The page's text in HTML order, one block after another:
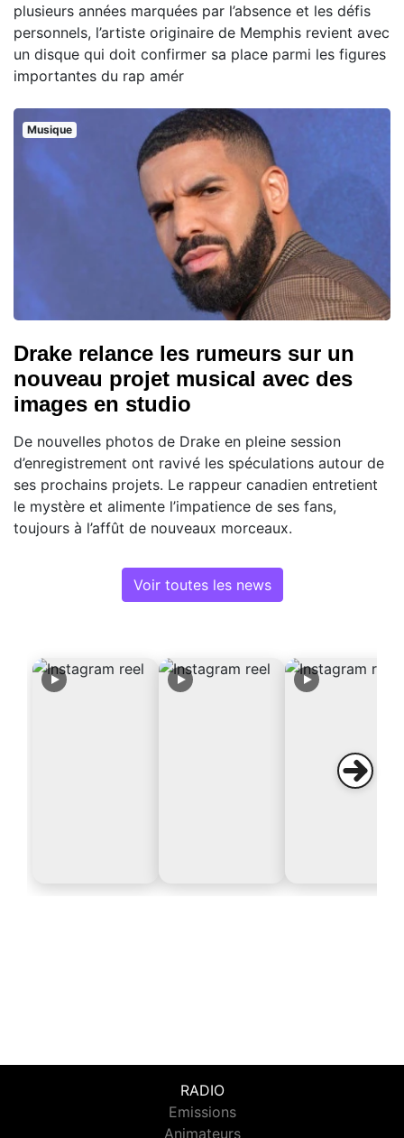
plusieurs années marquées par l’absence et les défis
personnels, l’artiste originaire de Memphis revient avec
un disque qui doit confirmer sa place parmi les figures
importantes du rap amér
Musique
Drake relance les rumeurs sur un
nouveau projet musical avec des
images en studio
De nouvelles photos de Drake en pleine session
d’enregistrement ont ravivé les spéculations autour de
ses prochains projets. Le rappeur canadien entretient
le mystère et alimente l’impatience de ses fans,
toujours à l’affût de nouveaux morceaux.
Voir toutes les news
RADIO
Emissions
Animateurs